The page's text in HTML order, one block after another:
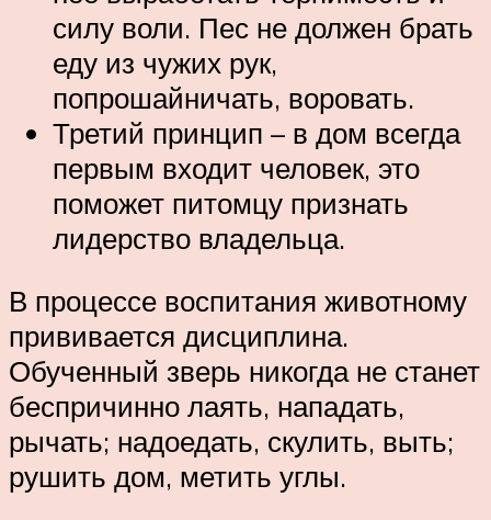
силу воли. Пес не должен брать
еду из чужих рук,
попрошайничать, воровать.
Третий принцип – в дом всегда
первым входит человек, это
поможет питомцу признать
лидерство владельца.
В процессе воспитания животному
прививается дисциплина.
Обученный зверь никогда не станет
беспричинно лаять, нападать,
рычать; надоедать, скулить, выть;
рушить дом, метить углы.